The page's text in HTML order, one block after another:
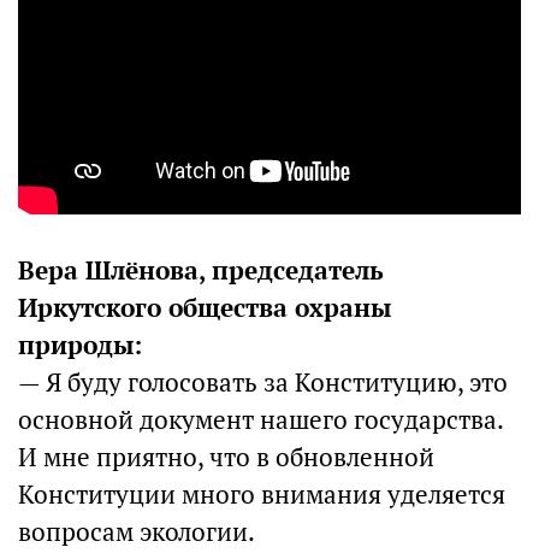
Вера Шлёнова, председатель
Иркутского общества охраны
природы:
— Я буду голосовать за Конституцию, это
основной документ нашего государства.
И мне приятно, что в обновленной
Конституции много внимания уделяется
вопросам экологии.